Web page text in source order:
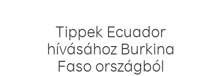
Tippek Ecuador
hívásához Burkina
Faso országból